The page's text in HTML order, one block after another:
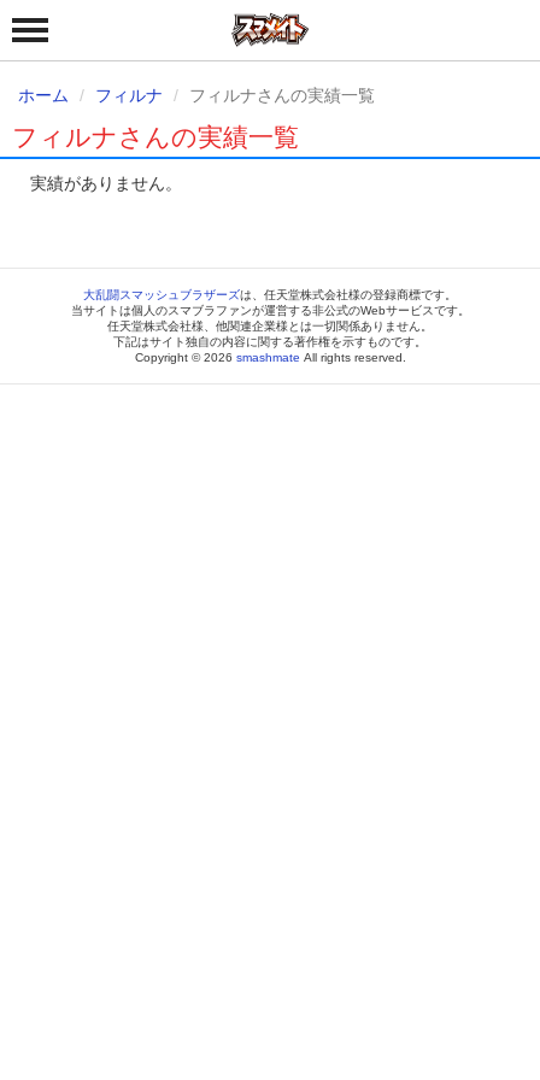
ホーム フィルナ フィルナさんの実績一覧
フィルナさんの実績一覧
実績がありません。
大乱闘スマッシュブラザーズは、任天堂株式会社様の登録商標です。
当サイトは個人のスマブラファンが運営する非公式のWebサービスです。
任天堂株式会社様、他関連企業様とは一切関係ありません。
下記はサイト独自の内容に関する著作権を示すものです。
Copyright © 2026 smashmate All rights reserved.